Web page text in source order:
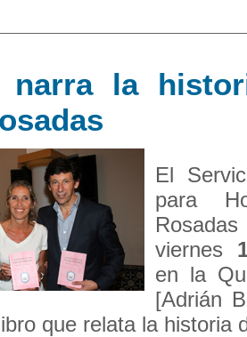
narra la
El
para
viernes
en la
[Adrián
que relata la historia